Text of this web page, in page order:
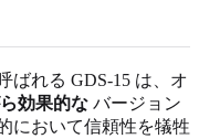
ばれる GDS-15 は、オ
効果的な バージョン
において信頼性を犠牲